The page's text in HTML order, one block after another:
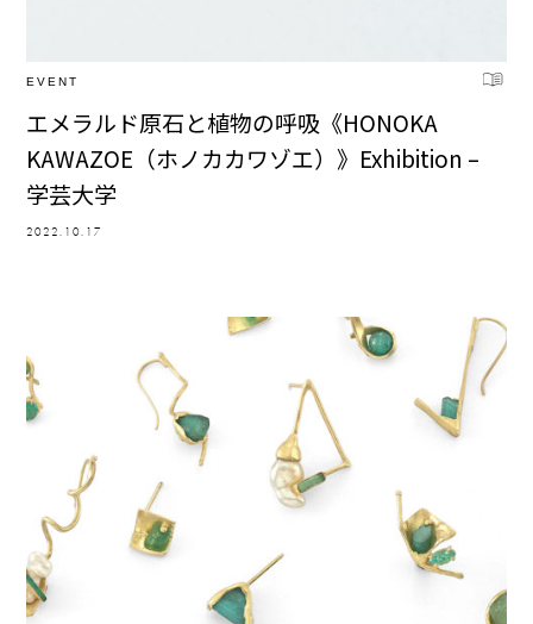
EVENT
エメラルド原石と植物の呼吸《HONOKA
KAWAZOE（ホノカカワゾエ）》Exhibition –
学芸大学
2022.10.17